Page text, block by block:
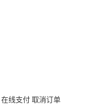
在线支付 取消订单